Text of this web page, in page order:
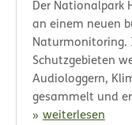
Der Nationalpark
an einem neuen
Naturmonitoring.
Schutzgebieten
Audiologgern,
gesammelt und
weiterlesen